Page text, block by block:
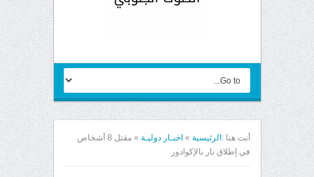
أنت هنا : الرئيسية » اخبـار دوليـة »
مقتل 8 أشخاص
في إطلاق نار بالإكوادور